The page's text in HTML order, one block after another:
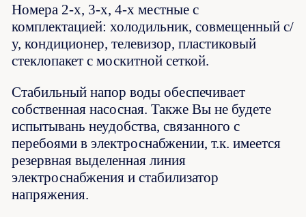
Номера 2-х, 3-х, 4-х местные с
комплектацией: холодильник, совмещенный с/
у, кондиционер, телевизор, пластиковый
стеклопакет с москитной сеткой.
Стабильный напор воды обеспечивает
собственная насосная. Также Вы не будете
испытывань неудобства, связанного с
перебоями в электроснабжении, т.к. имеется
резервная выделенная линия
электроснабжения и стабилизатор
напряжения.